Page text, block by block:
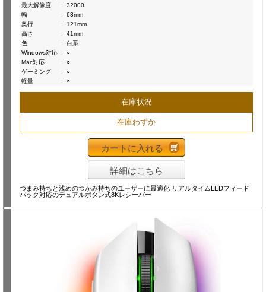
最大解像度
:
32000
幅
:
63mm
奥行
:
121mm
高さ
:
41mm
色
:
白系
Windows対応 :
○
Mac対応
:
○
ゲーミング
:
○
軽量
: ○
在庫状況
在庫わずか
カートに入れる
詳細はこちら
つまみ持ちと浅めのつかみ持ちのユーザーに最適化 リアルタイムLEDフィード
バック対応のデュアルボタン式8Kレシーバー